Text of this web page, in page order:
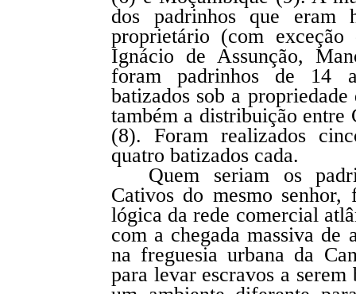
dos padrinhos que eram
proprietário (com
Ignácio de Assunção,
foram padrinhos de 14
batizados sob a
também a distribuição
(8). Foram realizados
quatro batizados cada.
Quem seriam os
Cativos do mesmo
lógica da rede comercial
com a chegada massiva de
na freguesia urbana da
para levar escravos a